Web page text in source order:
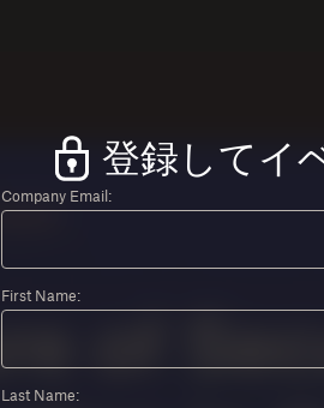
登録してイ
Company Email:
First Name:
Last Name: